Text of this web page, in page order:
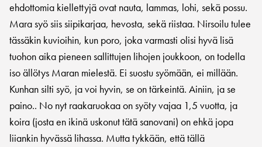
ehdottomia kiellettyjä ovat nauta, lammas, lohi, sekä possu.
Mara syö siis siipikarjaa, hevosta, sekä riistaa. Nirsoilu tulee
tässäkin kuvioihin, kun poro, joka varmasti olisi hyvä lisä
tuohon aika pieneen sallittujen lihojen joukkoon, on todella
iso ällötys Maran mielestä. Ei suostu syömään, ei millään.
Kunhan silti syö, ja voi hyvin, se on tärkeintä. Ainiin, ja se
paino.. No nyt raakaruokaa on syöty vajaa 1,5 vuotta, ja
koira (josta en ikinä uskonut tätä sanovani) on ehkä jopa
liiankin hyvässä lihassa. Mutta tykkään, että tällä